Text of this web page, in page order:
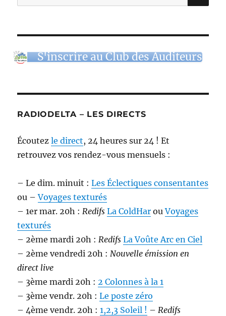
pour :
S'inscrire au Club des Auditeurs
RADIODELTA – LES DIRECTS
Écoutezle direct, 24 heures sur 24 ! Et
retrouvez vos rendez-vous mensuels :
– Le dim. minuit :Les Éclectiques consentantes
ou –Voyages texturés
– 1er mar. 20h :Redifs La ColdHar ouVoyages
texturés
– 2ème mardi 20h :Redifs La Voûte Arc en Ciel
– 2ème vendredi 20h :Nouvelle émission en
direct live
– 3ème mardi 20h :2 Colonnes à la 1
– 3ème vendr. 20h :Le poste zéro
– 4ème vendr. 20h :1,2,3 Soleil ! –Redifs